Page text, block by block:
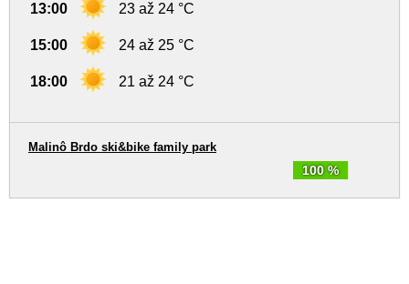
13:00 23 až 24 °C
15:00 24 až 25 °C
18:00 21 až 24 °C
100 %
Malinô Brdo ski&bike family park